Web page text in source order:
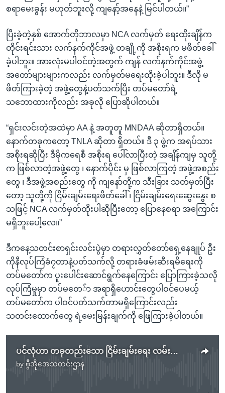
စရာမေးခွန်း မဟုတ်ဘူးလို့ ကျနော့်အနေနဲ့ မြင်ပါတယ်။”
ပြီးခဲ့တဲ့နှစ် အောက်တိုဘာလမှာ NCA လက်မှတ် ရေးထိုးချိန်က
တိုင်းရင်းသား လက်နက်ကိုင်အဖွဲ့ တချို့ကို အစိုးရက မဖိတ်ခေါ်
ခဲ့ပါဘူး။ အားလုံးမပါဝင်တဲ့အတွက် ကျန် လက်နက်ကိုင်အဖွဲ့
အတော်များများကလည်း လက်မှတ်မရေးထိုးခဲ့ပါဘူး။ ဒီလို မ
ဖိတ်ကြားခဲ့တဲ့ အဖွဲ့တွေနဲ့ပတ်သက်ပြီး တပ်မတော်ရဲ့
သဘောထားကိုလည်း အခုလို ပြောဆိုပါတယ်။
“ရှင်းလင်းတဲ့အထဲမှာ AA နဲ့ အတူတူ MNDAA ဆိုတာရှိတယ်။
နောက်တခုကတော့ TNLA ဆိုတာ ရှိတယ်။ ဒီ ၃ ဖွဲ့က အရပ်သား
အစိုးရဆိုပြီး ဒီမိုကရေစီ အစိုးရ ပေါ်လာပြီးတဲ့ အချိန်ကျမှ သူတို့
က ဖြစ်လာတဲ့အဖွဲ့တွေ ၊ နောက်ပိုင်း မှ ဖြစ်လာကြတဲ့ အဖွဲ့အစည်း
တွေ ၊ ဒီအဖွဲ့အစည်းတွေ ကို ကျနော်တို့က သီးခြား သတ်မှတ်ပြီး
တော့ သူတို့ကို ငြိမ်းချမ်းရေးဖိတ်ခေါ် ၊ ငြိမ်းချမ်းရေးဆွေးနွေး စ
သဖြင့် NCA လက်မှတ်ထိုးပါဆိုပြီးတော့ ပြောနေစရာ အကြောင်း
မရှိဘူးပေါ့လေ။”
ဒီကနေ့သတင်းစာရှင်းလင်းပွဲမှာ တရားလွှတ်တော်ရှေ့နေချုပ် ဦး
ကိုနီလုပ်ကြံခံ၇တာနဲ့ပတ်သက်လို့ တရားခံဖမ်းဆီးရမိရေးကို
တပ်မတော်က ပူးပေါင်းဆောင်ရွက်နေကြောင်း ပြောကြားခဲ့သလို
လုပ်ကြံမှုမှာ တပ်မတေ်ာ အရာရှိဟောင်းတွေပါဝင်ပေမယ့်
တပ်မတော်က ပါဝင်ပတ်သက်တာမရှိကြောင်းလည်း
သတင်းထောက်တွေ ရဲ့မေးမြန်းချက်ကို ဖြေကြားခဲ့ပါတယ်။
ပင်လုံဟာ တခုတည်းသော ငြိမ်းချမ်းရေး လမ်းကြောင်းဟု တပ်မတော် ရှင်းလင်းပြောဆို
by ဗွီအိုအေသတင်းဌာန
No media source currently available